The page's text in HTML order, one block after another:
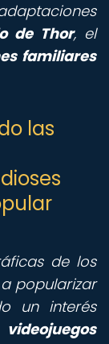
de Thor, el
familiares
las
de los
popularizar
un interés
videojuegos